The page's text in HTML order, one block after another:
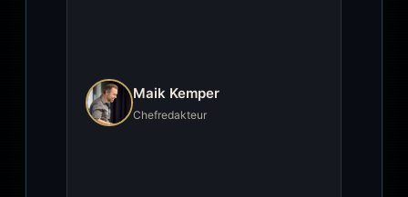
Maik Kemper
Chefredakteur